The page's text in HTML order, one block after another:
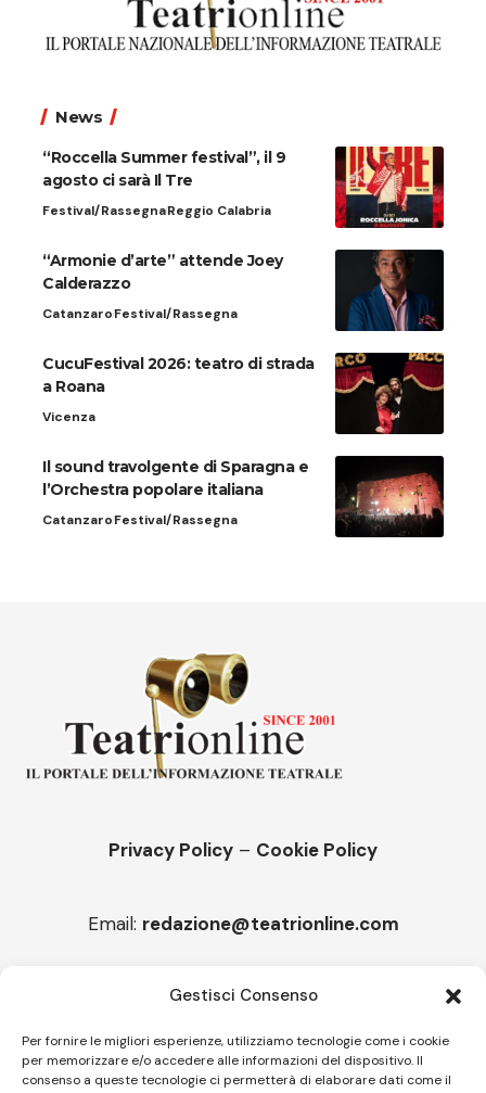
Gestisci Consenso
Per fornire le migliori esperienze, utilizziamo tecnologie come i cookie
per memorizzare e/o accedere alle informazioni del dispositivo. Il
consenso a queste tecnologie ci permetterà di elaborare dati come il
News
“Roccella Summer festival”, il 9
agosto ci sarà Il Tre
Festival/RassegnaReggio Calabria
“Armonie d’arte” attende Joey
Calderazzo
CatanzaroFestival/Rassegna
CucuFestival 2026: teatro di strada
a Roana
Vicenza
Il sound travolgente di Sparagna e
l’Orchestra popolare italiana
CatanzaroFestival/Rassegna
Privacy Policy – Cookie Policy
Email: redazione@teatrionline.com
“Armonie d’arte” attende Joey Calderazzo